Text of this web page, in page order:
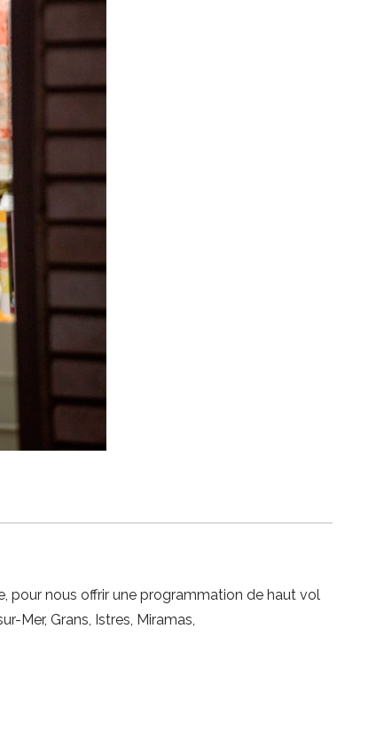
pour nous offrir une programmation de haut vol
Mer, Grans, Istres, Miramas,